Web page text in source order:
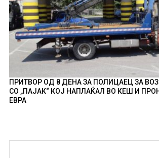
ПРИТВОР ОД 8 ДЕНА ЗА ПОЛИЦАЕЦ ЗА
СО „ПАЈАК“ КОЈ НАПЛАЌАЛ ВО КЕШ И
ЕВРА